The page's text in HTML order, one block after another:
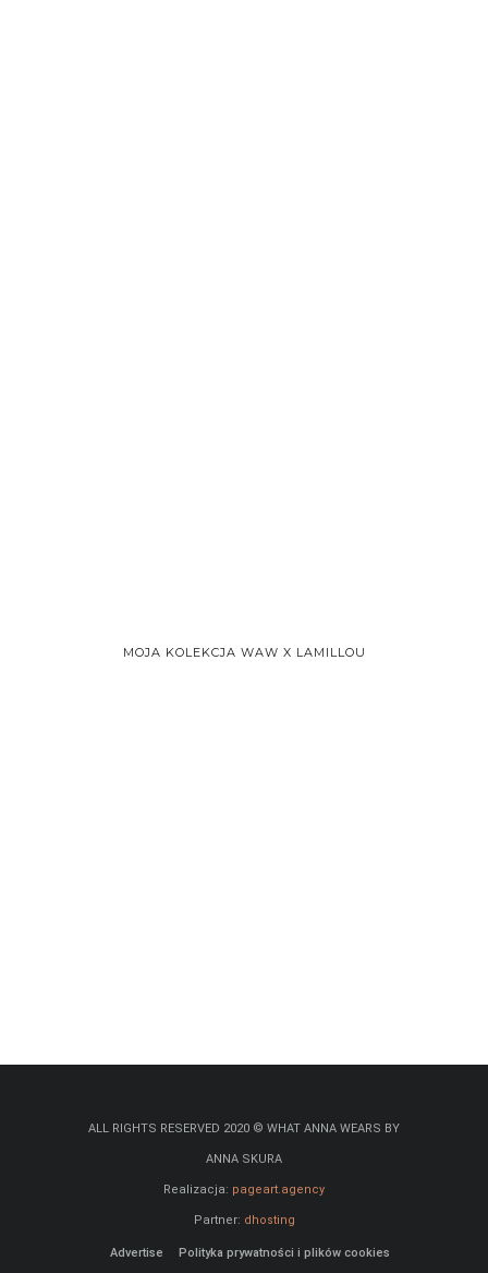
MOJA KOLEKCJA WAW X LAMILLOU
ALL RIGHTS RESERVED 2020 © WHAT ANNA WEARS BY
ANNA SKURA
Realizacja: pageart.agency
Partner: dhosting
Advertise Polityka prywatności i plików cookies